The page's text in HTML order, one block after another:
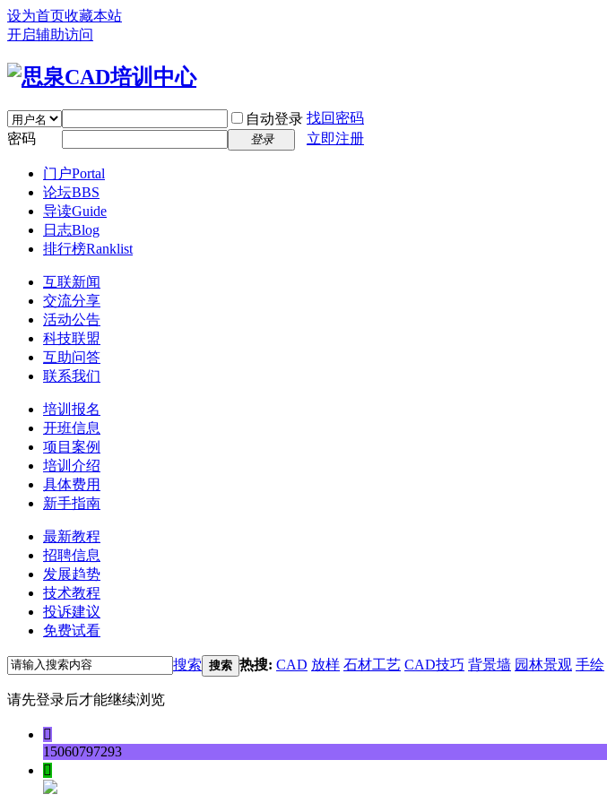
设为首页收藏本站
开启辅助访问
自动登录 找回密码
密码
登录 立即注册
门户Portal
论坛BBS
导读Guide
日志Blog
排行榜Ranklist
互联新闻
交流分享
活动公告
科技联盟
互助问答
联系我们
培训报名
开班信息
项目案例
培训介绍
具体费用
新手指南
最新教程
招聘信息
发展趋势
技术教程
投诉建议
免费试看
搜索 搜索 热搜: CAD 放样 石材工艺 CAD技巧 背景墙 园林景观 手绘
请先登录后才能继续浏览

15060797293
